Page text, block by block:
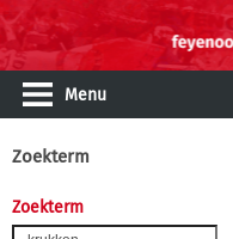
Menu
Zoekterm
Zoekterm